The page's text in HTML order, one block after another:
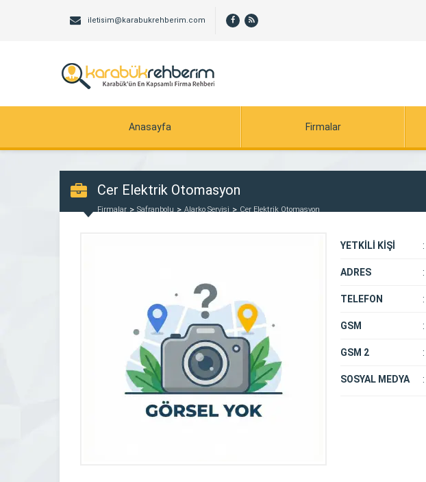
iletisim@karabukrehberim.com
Anasayfa Firmalar
Cer Elektrik Otomasyon
Firmalar Safranbolu Alarko Servisi Cer Elektrik Otomasyon
YETKİLİ KİŞİ :
ADRES :
TELEFON :
GSM :
GSM 2 :
SOSYAL MEDYA :